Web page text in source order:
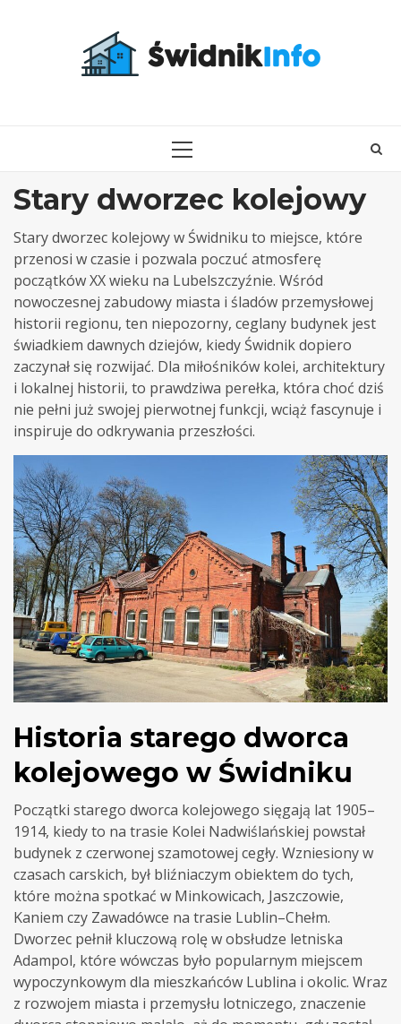
PRIMARY
Stary dworzec kolejowy
Stary dworzec kolejowy w Świdniku to miejsce, które
przenosi w czasie i pozwala poczuć atmosferę
początków XX wieku na Lubelszczyźnie. Wśród
nowoczesnej zabudowy miasta i śladów przemysłowej
historii regionu, ten niepozorny, ceglany budynek jest
świadkiem dawnych dziejów, kiedy Świdnik dopiero
zaczynał się rozwijać. Dla miłośników kolei, architektury
i lokalnej historii, to prawdziwa perełka, która choć dziś
nie pełni już swojej pierwotnej funkcji, wciąż fascynuje i
inspiruje do odkrywania przeszłości.
Historia starego dworca
kolejowego w Świdniku
Początki starego dworca kolejowego sięgają lat 1905–
1914, kiedy to na trasie Kolei Nadwiślańskiej powstał
budynek z czerwonej szamotowej cegły. Wzniesiony w
czasach carskich, był bliźniaczym obiektem do tych,
które można spotkać w Minkowicach, Jaszczowie,
Kaniem czy Zawadówce na trasie Lublin–Chełm.
Dworzec pełnił kluczową rolę w obsłudze letniska
Adampol, które wówczas było popularnym miejscem
wypoczynkowym dla mieszkańców Lublina i okolic. Wraz
z rozwojem miasta i przemysłu lotniczego, znaczenie